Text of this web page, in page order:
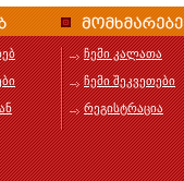
ჩემი კალათა
ჩემი შეკვეთები
რეგისტრაცია